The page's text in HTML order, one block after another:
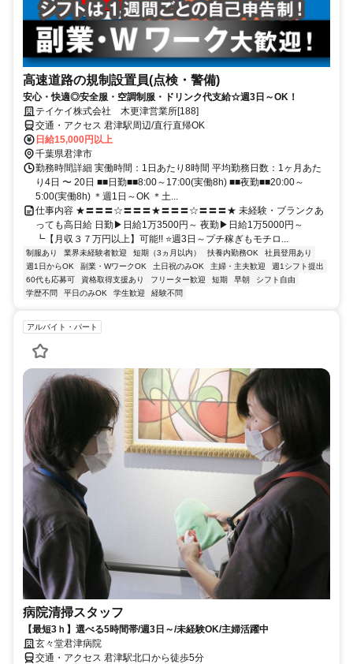
高速道路の規制設置員(点検・警備)
安心・快適◎安全服・空調制服・ドリンク代支給☆週3日～OK！
テイケイ株式会社 木更津営業所[188]
交通・アクセス 君津駅周辺/直行直帰OK
日給15,000円以上
千葉県君津市
勤務時間詳細 実働時間：1日あたり8時間 平均勤務日数：1ヶ月あた
り4日 〜 20日 ■■日勤■■8:00～17:00(実働8h) ■■夜勤■■20:00～
5:00(実働8h) ＊週1日～OK ＊土...
仕事内容 ★〓〓〓☆〓〓〓★〓〓〓☆〓〓〓★ 未経験・ブランクあ
っても高日給 日勤▶日給1万3500円～ 夜勤▶日給1万5000円～
┗【月収３７万円以上】可能!! ⭐週3日～プチ稼ぎもモチロ...
制服あり 業界未経験者歓迎 短期（3ヵ月以内） 扶養内勤務OK
社員登用あり
週1日からOK
副業・WワークOK 土日祝のみOK 主婦・主夫歓迎
週1シフト提出
60代も応募可
資格取得支援あり フリーター歓迎 短期 早朝
シフト自由
学歴不問
平日のみOK 学生歓迎 経験不問
アルバイト・パート
病院清掃スタッフ
【最短3ｈ】選べる5時間帯/週3日～/未経験OK/主婦活躍中
玄々堂君津病院
交通・アクセス 君津駅北口から徒歩5分